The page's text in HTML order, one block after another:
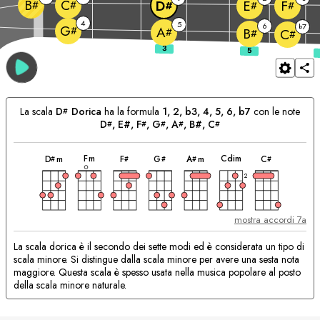
G# 4
A# 5
B# 6 C#
b7
B# C# D# E# F#
La scala D# Dorica ha la formula 1, 2, b3, 4, 5, 6, b7con le note
D#, E#, F#, G#, A#, B#, C#
Corrispondenti:
D#m
accordo
Fm
accordo
F#
accordo
G#
accordo
A#m
accordo
Cdim
accordo
2
C#
accordo
mostra accordi 7a
La scala dorica è il secondo dei sette modi ed è considerata un tipo di
scala minore. Si distingue dalla scala minore per avere una sesta nota
maggiore. Questa scala è spesso usata nella musica popolare al posto
della scala minore naturale.